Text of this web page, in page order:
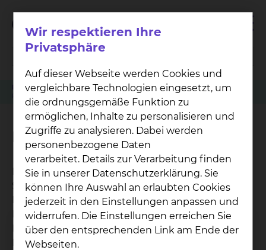
Patienten Angehörige & Besucher
Orthopädie
Famulatur (Medizinstudium)
Famulatur (Medizinstudium)
Im Städtischen Klinikum Braunschweig können
Sie in allen medizinischen Fachrichtungen
Famulaturen absolvieren. Als Akademisches
Lehrkrankenhaus der Medizinischen Hochschule
Hannover (MHH) erhalten Sie umfassende
Einblicke in den Klinikalltag.
Wir respektieren Ihre
Privatsphäre
Auf dieser Webseite werden Cookies und
vergleichbare Technologien eingesetzt, um
die ordnungsgemäße Funktion zu
ermöglichen, Inhalte zu personalisieren und
Zugriffe zu analysieren. Dabei werden
personenbezogene Daten
verarbeitet. Details zur Verarbeitung finden
Sie in unserer Datenschutzerklärung. Sie
können Ihre Auswahl an erlaubten Cookies
jederzeit in den Einstellungen anpassen und
widerrufen. Die Einstellungen erreichen Sie
über den entsprechenden Link am Ende der
Webseiten.